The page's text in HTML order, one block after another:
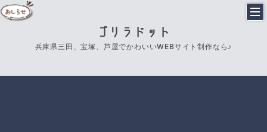
ゴリラドット
兵庫県三田、宝塚、芦屋でかわいいWEBサイト制作なら♪